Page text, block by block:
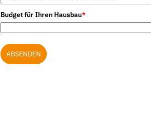
Budget für Ihren Hausbau*
ABSENDEN